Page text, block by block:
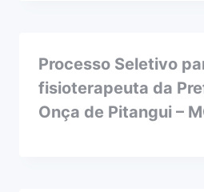
Processo Seletivo
fisioterapeuta da
Onça de Pitangui –